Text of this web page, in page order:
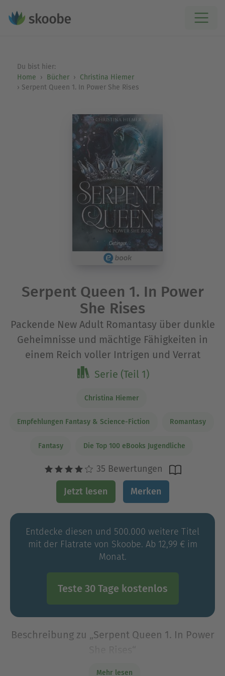
Du bist hier:
Home
Bücher
Christina Hiemer
Serpent Queen 1. In Power She Rises
Serpent Queen 1. In Power
She Rises
Packende New Adult Romantasy über dunkle
Geheimnisse und mächtige Fähigkeiten in
einem Reich voller Intrigen und Verrat
Serie (Teil 1)
Christina Hiemer
Empfehlungen Fantasy & Science-Fiction Romantasy
Fantasy Die Top 100 eBooks Jugendliche
35 Bewertungen
Jetzt lesen Merken
Entdecke diesen und 500.000 weitere Titel
mit der Flatrate von Skoobe. Ab 12,99 € im
Monat.
Teste 30 Tage kostenlos
Beschreibung zu „Serpent Queen 1. In Power
Der Fluch der Schlange»Wir sind eins, du und ich.
Mehr lesen